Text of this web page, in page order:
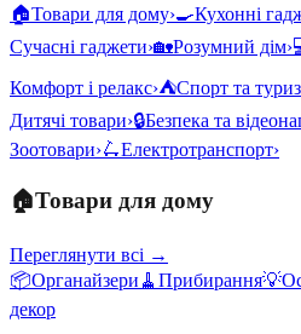
🏠Товари для дому›🍳Кухонні
Сучасні гаджети›🏡Розумний дім›
Комфорт і релакс›⛺Спорт та
Дитячі товари›🔒Безпека та
Зоотовари›🛴Електротранспорт›
🏠Товари для дому
Переглянути всі →
📦Органайзери 🧹 Прибирання💡
декор